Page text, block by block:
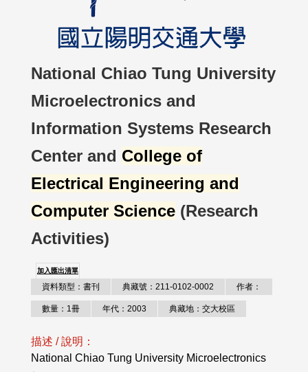
National Chiao Tung University
Microelectronics and
Information Systems Research
Center and College of
Electrical Engineering and
Computer Science (Research
Activities)
加入匯出清單
資料類型：書刊 典藏號：211-0102-0002 作者：
數量：1冊 年代：2003 典藏地：交大校區
描述 / 說明：
National Chiao Tung University Microelectronics